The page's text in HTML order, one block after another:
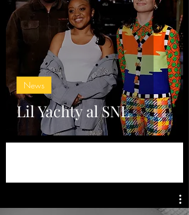
Lil Yachty al SNL
News